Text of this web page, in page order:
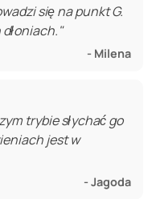
się na punkt G.
- Milena
trybie słychać go
jest w
- Jagoda